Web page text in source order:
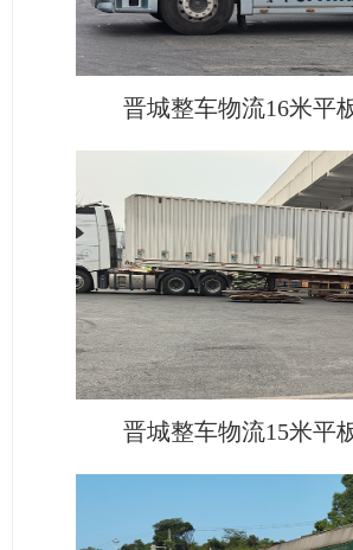
晋城整车物流16米平
晋城整车物流15米平